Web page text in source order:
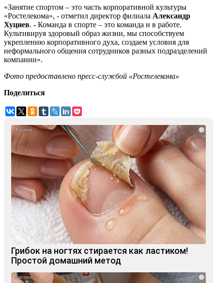
«Занятие спортом – это часть корпоративной культуры
«Ростелекома», - отметил директор филиала Александр
Хуциев. - Команда в спорте – это команда и в работе.
Культивируя здоровый образ жизни, мы способствуем
укреплению корпоративного духа, создаем условия для
неформального общения сотрудников разных подразделений
компании».
Фото предоставлено пресс-службой «Ростелекома»
Поделиться
i
Грибок на ногтях стирается как ластиком!
Простой домашний метод
i